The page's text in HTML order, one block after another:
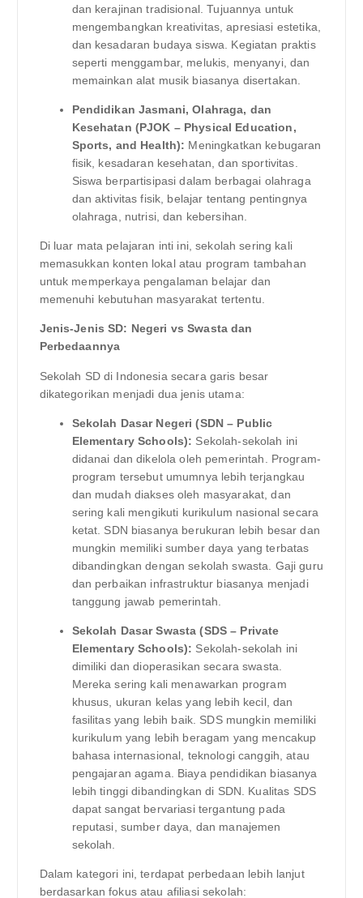
dan kerajinan tradisional. Tujuannya untuk
mengembangkan kreativitas, apresiasi estetika,
dan kesadaran budaya siswa. Kegiatan praktis
seperti menggambar, melukis, menyanyi, dan
memainkan alat musik biasanya disertakan.
Pendidikan Jasmani, Olahraga, dan
Kesehatan (PJOK – Physical Education,
Sports, and Health): Meningkatkan kebugaran
fisik, kesadaran kesehatan, dan sportivitas.
Siswa berpartisipasi dalam berbagai olahraga
dan aktivitas fisik, belajar tentang pentingnya
olahraga, nutrisi, dan kebersihan.
Di luar mata pelajaran inti ini, sekolah sering kali
memasukkan konten lokal atau program tambahan
untuk memperkaya pengalaman belajar dan
memenuhi kebutuhan masyarakat tertentu.
Jenis-Jenis SD: Negeri vs Swasta dan
Perbedaannya
Sekolah SD di Indonesia secara garis besar
dikategorikan menjadi dua jenis utama:
Sekolah Dasar Negeri (SDN – Public
Elementary Schools): Sekolah-sekolah ini
didanai dan dikelola oleh pemerintah. Program-
program tersebut umumnya lebih terjangkau
dan mudah diakses oleh masyarakat, dan
sering kali mengikuti kurikulum nasional secara
ketat. SDN biasanya berukuran lebih besar dan
mungkin memiliki sumber daya yang terbatas
dibandingkan dengan sekolah swasta. Gaji guru
dan perbaikan infrastruktur biasanya menjadi
tanggung jawab pemerintah.
Sekolah Dasar Swasta (SDS – Private
Elementary Schools): Sekolah-sekolah ini
dimiliki dan dioperasikan secara swasta.
Mereka sering kali menawarkan program
khusus, ukuran kelas yang lebih kecil, dan
fasilitas yang lebih baik. SDS mungkin memiliki
kurikulum yang lebih beragam yang mencakup
bahasa internasional, teknologi canggih, atau
pengajaran agama. Biaya pendidikan biasanya
lebih tinggi dibandingkan di SDN. Kualitas SDS
dapat sangat bervariasi tergantung pada
reputasi, sumber daya, dan manajemen
sekolah.
Dalam kategori ini, terdapat perbedaan lebih lanjut
berdasarkan fokus atau afiliasi sekolah: